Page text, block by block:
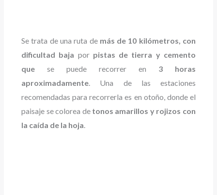
Se trata de una ruta de más de 10 kilómetros, con
dificultad baja por pistas de tierra y cemento
que se puede recorrer en 3 horas
aproximadamente. Una de las estaciones
recomendadas para recorrerla es en otoño, donde el
paisaje se colorea de tonos amarillos y rojizos con
la caída de la hoja.